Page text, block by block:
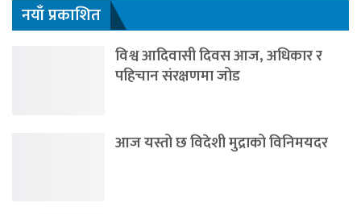
नयाँ प्रकाशित
विश्व आदिवासी दिवस आज, अधिकार र
पहिचान संरक्षणमा जोड
आज यस्तो छ विदेशी मुद्राको विनिमयदर